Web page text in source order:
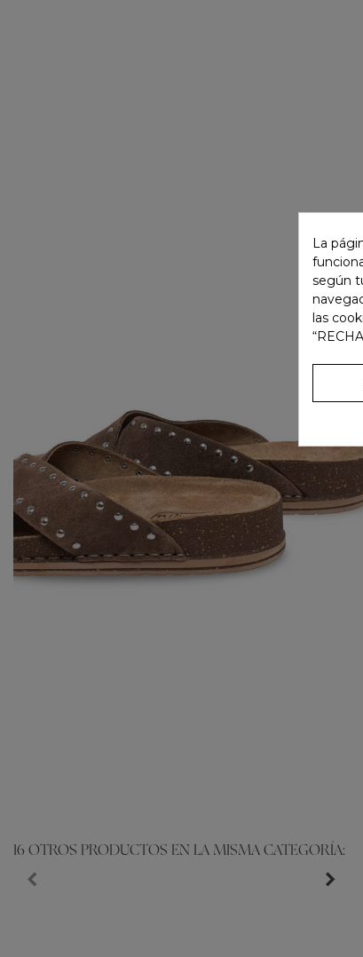
16 OTROS PRODUCTOS EN LA MISMA CATEGORÍA:
La
según
las